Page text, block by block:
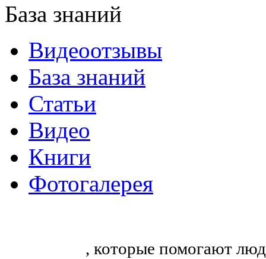
База знаний
Видеоотзывы
База знаний
Статьи
Видео
Книги
Фотогалерея
, которые помогают